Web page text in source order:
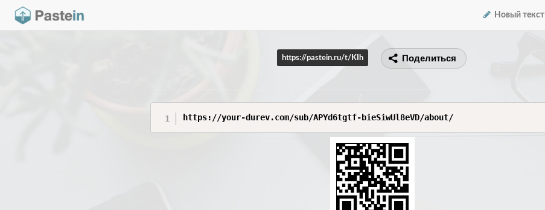
Новый текст
https://pastein.ru/t/KIh Поделиться
https://your-durev.com/sub/APYd6tgtf-bieSiwUl8eVD/about/